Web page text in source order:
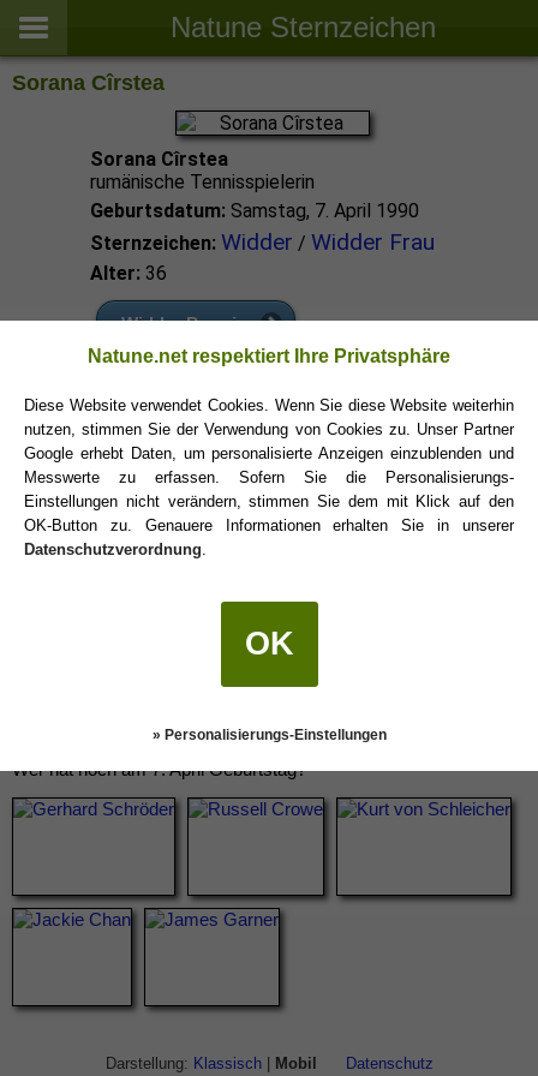
Natune Sternzeichen
Sorana Cîrstea
Sorana Cîrstea
rumänische Tennisspielerin
Geburtsdatum: Samstag, 7. April 1990
Sternzeichen: Widder / Widder Frau
Alter: 36
Widder Promis
Widder Sternzeichen
Wer hat noch am 7. April Geburtstag?
Darstellung: Klassisch| Mobil Datenschutz
Natune.net respektiert Ihre Privatsphäre
Diese Website verwendet Cookies. Wenn Sie diese Website weiterhin
nutzen, stimmen Sie der Verwendung von Cookies zu. Unser Partner
Google erhebt Daten, um personalisierte Anzeigen einzublenden und
Messwerte zu erfassen. Sofern Sie die Personalisierungs-
Einstellungen nicht verändern, stimmen Sie dem mit Klick auf den
OK-Button zu. Genauere Informationen erhalten Sie in unserer
Datenschutzverordnung
OK
» Personalisierungs-Einstellungen